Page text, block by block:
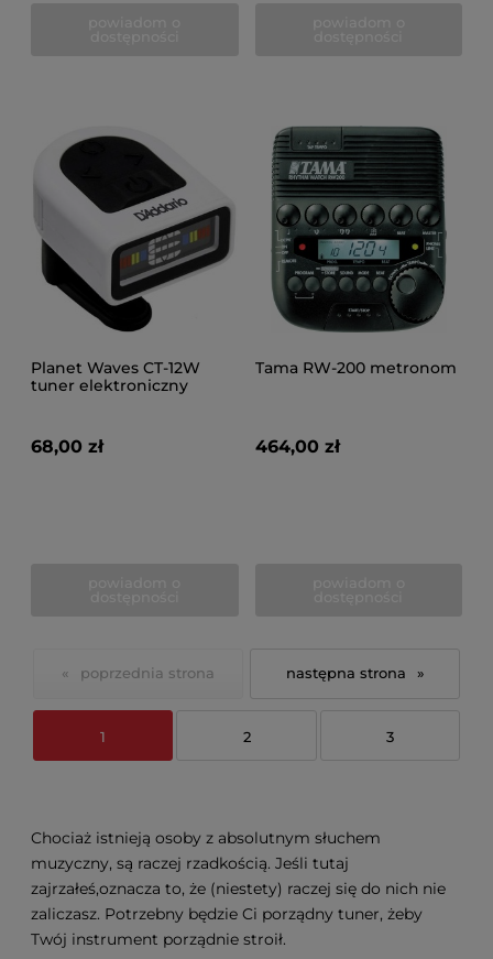
Planet Waves CT-12W
tuner elektroniczny
68,00 zł
Tama RW-200 metronom
464,00 zł
«
1 2 3
»
Chociaż istnieją osoby z absolutnym słuchem
muzyczny, są raczej rzadkością. Jeśli tutaj
zajrzałeś,oznacza to, że (niestety) raczej się do nich nie
zaliczasz. Potrzebny będzie Ci porządny tuner, żeby
Twój instrument porządnie stroił.